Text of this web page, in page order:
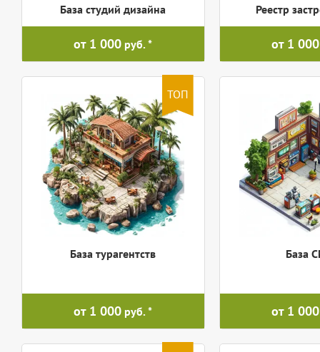
База студий дизайна
от 1 000 руб.
Реестр
от 1 000
ТОП
База турагентств
от 1 000 руб.
База
от 1 000